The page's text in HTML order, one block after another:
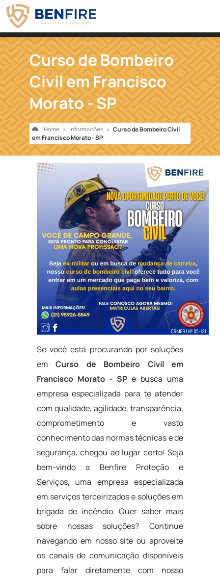
Curso de Bombeiro
Civil em Francisco
Morato - SP
Home » Informações » Curso de Bombeiro Civil
em Francisco Morato - SP
Se você está procurando por soluções
emCurso de Bombeiro Civil em
Francisco Morato - SPe busca uma
empresa especializada para te atender
com qualidade, agilidade, transparência,
comprometimento e vasto
conhecimento das normas técnicas e de
segurança, chegou ao lugar certo! Seja
bem-vindo a Benfire Proteção e
Serviços, uma empresa especializada
em serviços terceirizados e soluções em
brigada de incêndio. Quer saber mais
sobre nossas soluções? Continue
navegando em nosso site ou aproveite
os canais de comunicação disponíveis
para falar diretamente com nosso